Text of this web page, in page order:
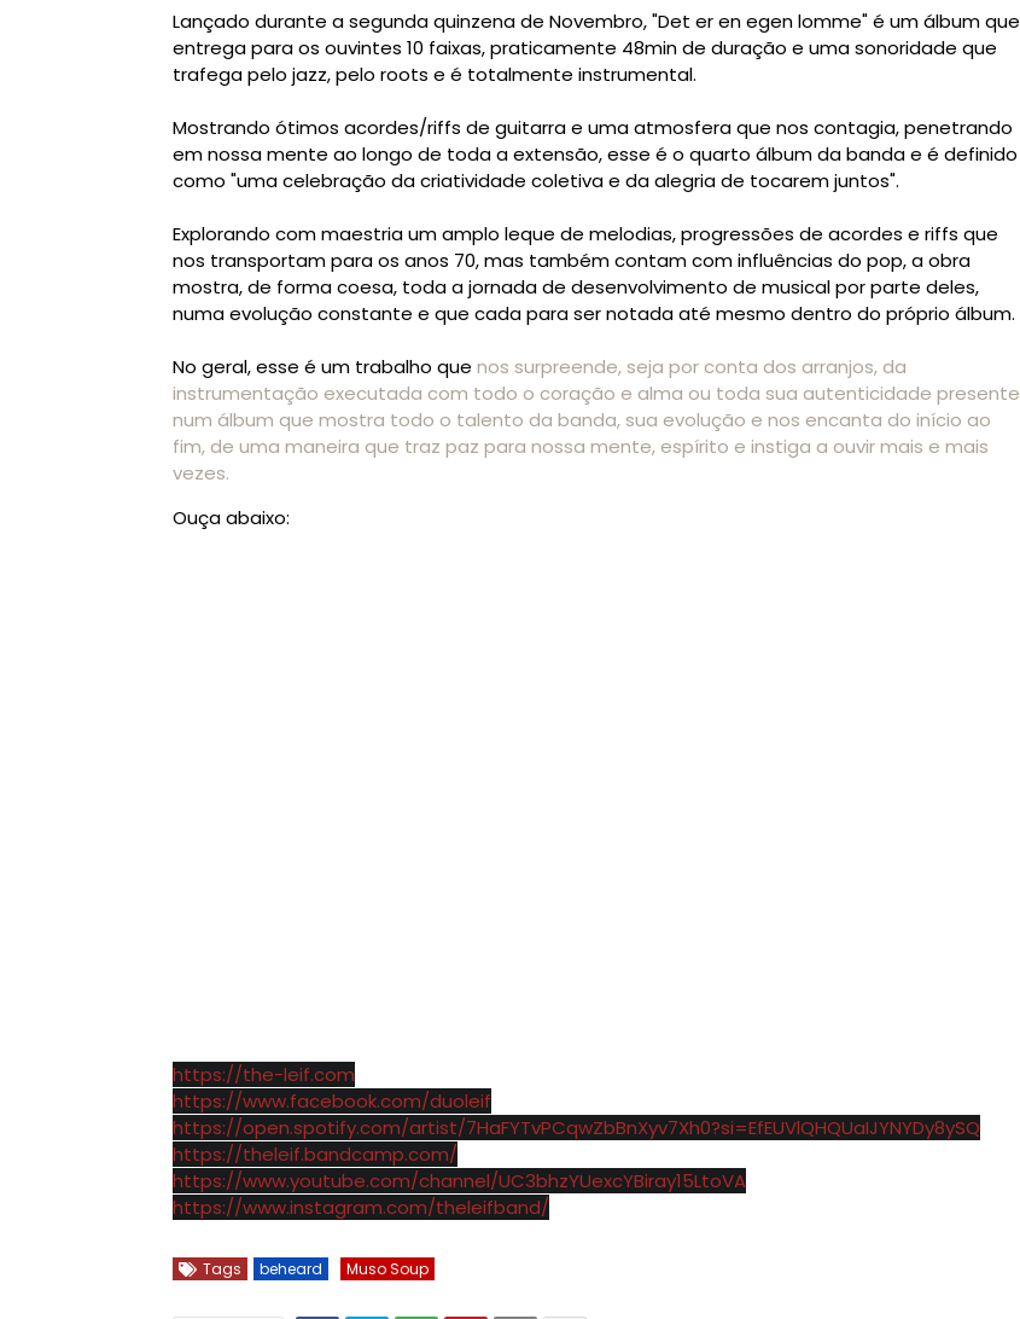
Lançado durante a segunda quinzena de Novembro, "Det er en egen lomme" é um álbum que
entrega para os ouvintes 10 faixas, praticamente 48min de duração e uma sonoridade que
trafega pelo jazz, pelo roots e é totalmente instrumental.
Mostrando ótimos acordes/riffs de guitarra e uma atmosfera que nos contagia, penetrando
em nossa mente ao longo de toda a extensão, esse é o quarto álbum da banda e é definido
como "uma celebração da criatividade coletiva e da alegria de tocarem juntos".
Explorando com maestria um amplo leque de melodias, progressões de acordes e riffs que
nos transportam para os anos 70, mas também contam com influências do pop, a obra
mostra, de forma coesa, toda a jornada de desenvolvimento de musical por parte deles,
numa evolução constante e que cada para ser notada até mesmo dentro do próprio álbum.
No geral, esse é um trabalho que nos surpreende, seja por conta dos arranjos, da
instrumentação executada com todo o coração e alma ou toda sua autenticidade presente
num álbum que mostra todo o talento da banda, sua evolução e nos encanta do início ao
fim, de uma maneira que traz paz para nossa mente, espírito e instiga a ouvir mais e mais
vezes.
Ouça abaixo:
https://the-leif.com
https://www.facebook.com/duoleif
https://open.spotify.com/artist/7HaFYTvPCqwZbBnXyv7Xh0?si=EfEUVlQHQUaIJYNYDy8ySQ
https://theleif.bandcamp.com/
https://www.youtube.com/channel/UC3bhzYUexcYBiray15LtoVA
https://www.instagram.com/theleifband/
Tags beheard Muso Soup